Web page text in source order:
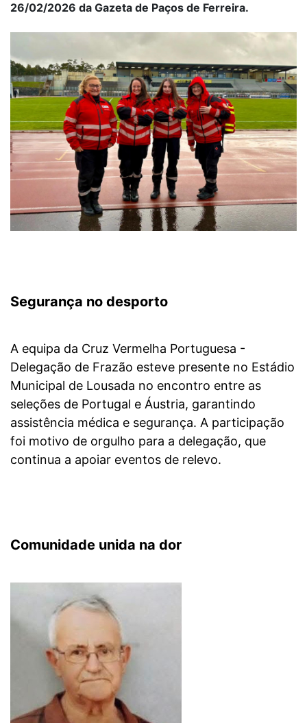
26/02/2026 da Gazeta de Paços de Ferreira.
Segurança no desporto
A equipa da Cruz Vermelha Portuguesa -
Delegação de Frazão esteve presente no Estádio
Municipal de Lousada no encontro entre as
seleções de Portugal e Áustria, garantindo
assistência médica e segurança. A participação
foi motivo de orgulho para a delegação, que
continua a apoiar eventos de relevo.
Comunidade unida na dor